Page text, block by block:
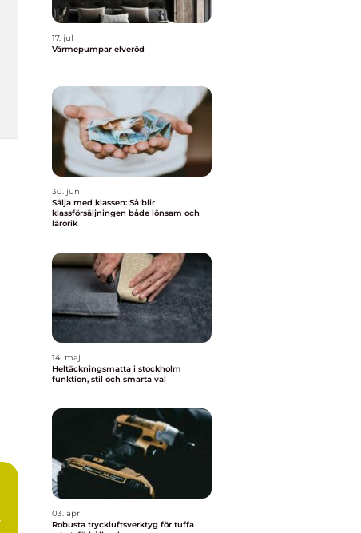
17. jul
Värmepumpar elveröd
30. jun
Sälja med klassen: Så blir
klassförsäljningen både lönsam och
lärorik
14. maj
Heltäckningsmatta i stockholm
funktion, stil och smarta val
03. apr
Robusta tryckluftsverktyg för tuffa